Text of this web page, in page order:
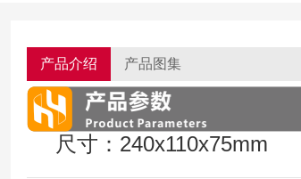
产品介绍 产品图集
尺寸：240x110x75mm